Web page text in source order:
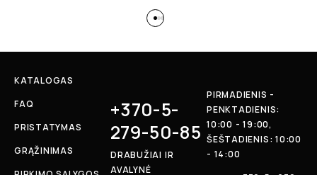
KATALOGAS
FAQ
PRISTATYMAS
GRĄŽINIMAS
+370-5-
279-50-85
DRABUŽIAI IR
AVALYNĖ
PIRMADIENIS -
PENKTADIENIS:
10:00 - 19:00,
ŠEŠTADIENIS: 10:00
- 14:00